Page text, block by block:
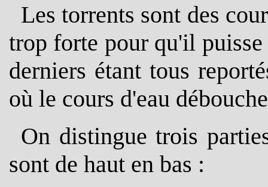
Les torrents sont des
trop forte pour qu'il
derniers étant tous
où le cours d'eau
On distingue trois
sont de haut en bas :